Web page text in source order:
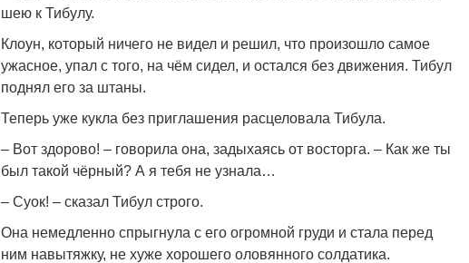
шею к Тибулу.
Клоун, который ничего не видел и решил, что произошло самое
ужасное, упал с того, на чём сидел, и остался без движения. Тибул
поднял его за штаны.
Теперь уже кукла без приглашения расцеловала Тибула.
– Вот здорово! – говорила она, задыхаясь от восторга. – Как же ты
был такой чёрный? А я тебя не узнала…
– Суок! – сказал Тибул строго.
Она немедленно спрыгнула с его огромной груди и стала перед
ним навытяжку, не хуже хорошего оловянного солдатика.